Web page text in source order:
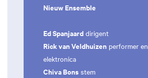
Nieuw Ensemble
Ed Spanjaard dirigent
Rick van Veldhuizen performer en
elektronica
Chiva Bons stem